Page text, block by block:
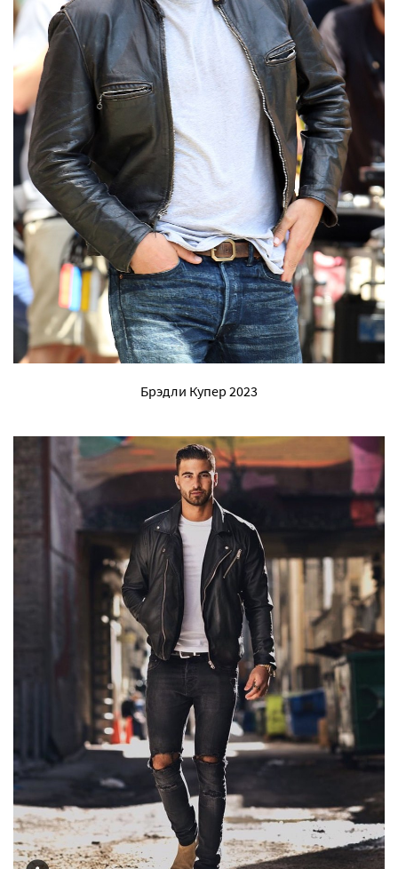
Брэдли Купер 2023